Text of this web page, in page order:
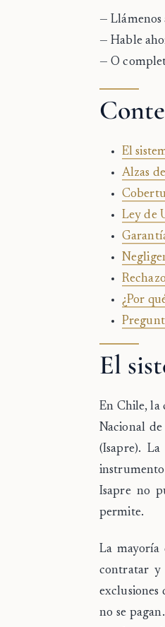
— Llámenos
— Hable
— O
El
Alzas
Ley de
¿Por
El
En Chile, la
Nacional
(Isapre).
Isapre no
permite.
La mayoría
contratar y
exclusiones
no se